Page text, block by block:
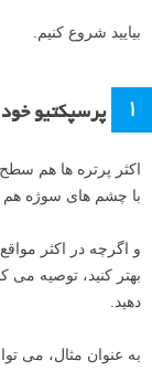
بیایید شروع کنیم.
۱ پرسپکتیو
اکثر پرتره ها هم
با چشم های سوژه هم
و اگرچه در اکثر
بهتر کنید، توصیه می
دهید.
به عنوان مثال، می